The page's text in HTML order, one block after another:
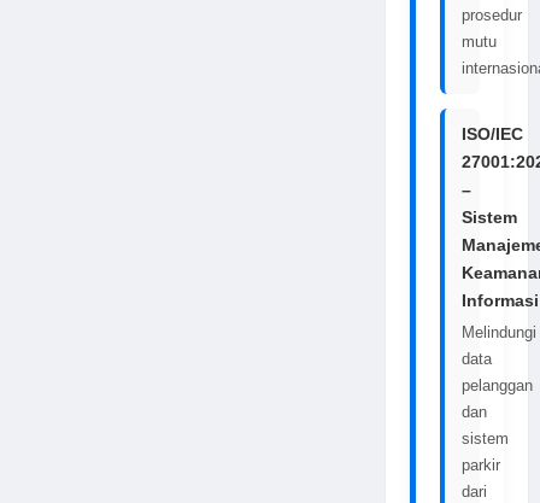
prosedur
mutu
ISO/IEC
–
Sistem
Informasi
Melindungi
data
pelanggan
dan
sistem
parkir
dari